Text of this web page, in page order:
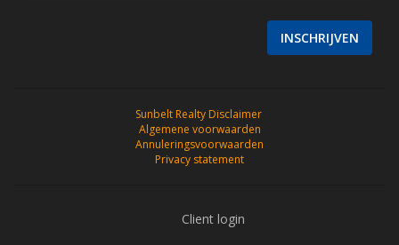
INSCHRIJVEN
Sunbelt Realty Disclaimer
Algemene voorwaarden
Annuleringsvoorwaarden
Privacy statement
Client login